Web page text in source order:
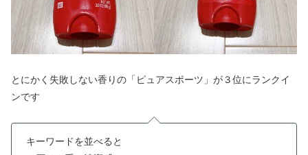
とにかく失敗しない香りの「ピュアスポーツ」が３位にランクイ
ンです
キーワードを並べると